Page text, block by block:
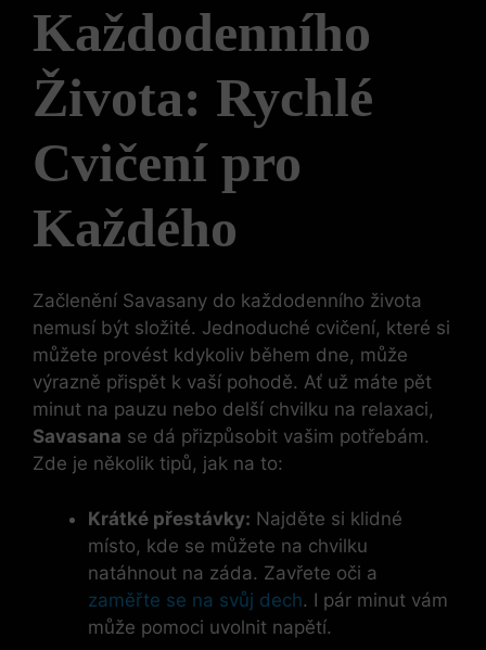
Každodenního
Života: Rychlé
Cvičení pro
Každého
Začlenění Savasany do každodenního života
nemusí být složité. Jednoduché cvičení, které si
můžete provést kdykoliv během dne, může
výrazně přispět k vaší pohodě. Ať už máte pět
minut na pauzu nebo delší chvilku na relaxaci,
Savasana se dá přizpůsobit vašim potřebám.
Zde je několik tipů, jak na to:
Krátké přestávky: Najděte si klidné
místo, kde se můžete na chvilku
natáhnout na záda. Zavřete oči a
zaměřte se na svůj dech. I pár minut vám
může pomoci uvolnit napětí.